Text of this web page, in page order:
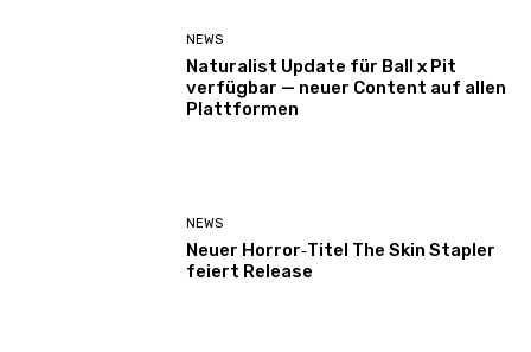
NEWS
Naturalist Update für Ball x Pit
verfügbar — neuer Content auf allen
Plattformen
NEWS
Neuer Horror‑Titel The Skin Stapler
feiert Release